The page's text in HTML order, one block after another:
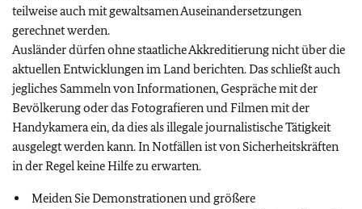
teilweise auch mit gewaltsamen Auseinandersetzungen
gerechnet werden.
Ausländer dürfen ohne staatliche Akkreditierung nicht über die
aktuellen Entwicklungen im Land berichten. Das schließt auch
jegliches Sammeln von Informationen, Gespräche mit der
Bevölkerung oder das Fotografieren und Filmen mit der
Handykamera ein, da dies als illegale journalistische Tätigkeit
ausgelegt werden kann. In Notfällen ist von Sicherheitskräften
in der Regel keine Hilfe zu erwarten.
Meiden Sie Demonstrationen und größere